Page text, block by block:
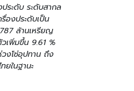
ระดับ ระดับสากล
องประดับเป็น
ล้านเหรียญ
เพิ่มขึ้น 9.61 %
งโซ่อุปทาน ถึง
ในฐานะ